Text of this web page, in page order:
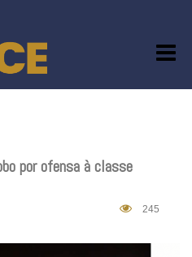
por ofensa à classe
245